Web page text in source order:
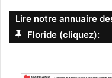
Lire notre annuaire
Floride (cliquez):